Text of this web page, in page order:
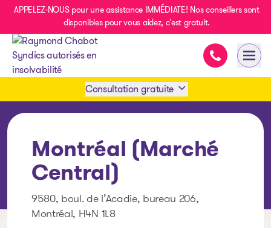
APPELEZ-NOUS pour une assistance IMMÉDIATE! Nos conseillers sont
disponibles pour vous aidez, c'est gratuit.
Assistance
Consultation gratuite
1 438-858-6033
SMS 1 514 878-0888
Montréal (Marché
Central)
9580, boul. de l’Acadie, bureau 206,
Montréal, H4N 1L8